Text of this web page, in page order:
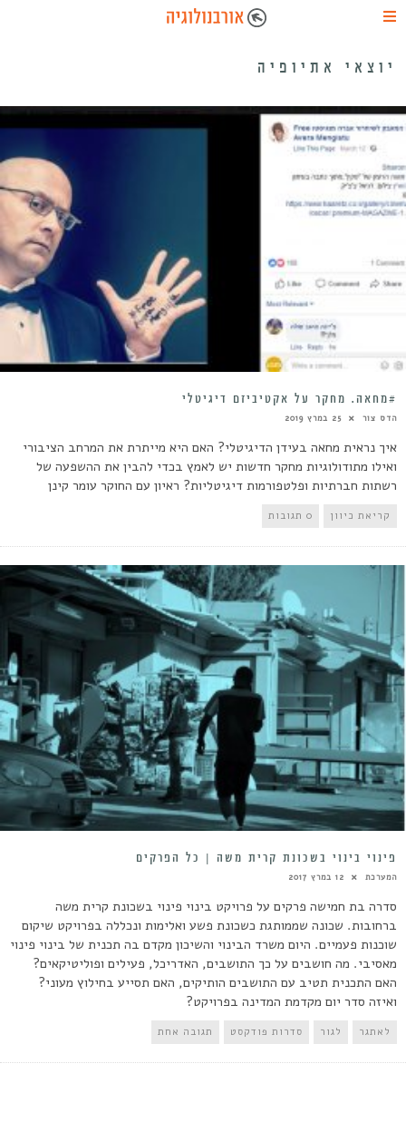
יוצאי אתיופיה
#מחאה. מחקר על אקטיביזם דיגיטלי
הדס צור 25 במרץ 2019
איך נראית מחאה בעידן הדיגיטלי? האם היא מייתרת את המרחב הציבורי
ואילו מתודולוגיות מחקר חדשות יש לאמץ בכדי להבין את ההשפעה של
רשתות חברתיות ופלטפורמות דיגיטליות? ראיון עם החוקר עומר קינן
קריאת כיוון 0 תגובות
פינוי בינוי בשכונת קרית משה | כל הפרקים
המערכת 12 במרץ 2017
סדרה בת חמישה פרקים על פרויקט בינוי פינוי בשכונת קרית משה
ברחובות. שכונה שממותגת כשכונת פשע ואלימות ונכללה בפרויקט שיקום
שוכנות פעמיים. היום משרד הבינוי והשיכון מקדם בה תכנית של בינוי פינוי
מאסיבי. מה חושבים על כך התושבים, האדריכל, פעילים ופוליטיקאים?
האם התכנית תטיב עם התושבים הותיקים, האם תסייע בחילוץ מעוני?
ואיזה סדר יום מקדמת המדינה בפרויקט?
לאתגר לגור סדרות פודקסט תגובה אחת